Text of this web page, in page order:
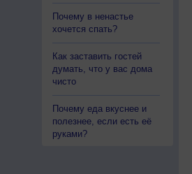
Почему в ненастье
хочется спать?
Как заставить гостей
думать, что у вас дома
чисто
Почему еда вкуснее и
полезнее, если есть её
руками?